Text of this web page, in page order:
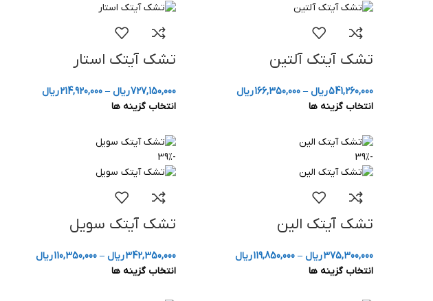
تشک آیتک آلتین
541,260,000ریال –
166,350,000ریال
انتخاب گزینه ها
تشک آیتک استار
727,150,000ریال –
214,920,000ریال
انتخاب گزینه ها
-39%
تشک آیتک الین
375,300,000ریال –
119,850,000ریال
انتخاب گزینه ها
-39%
تشک آیتک سویل
342,350,000ریال –
110,350,000ریال
انتخاب گزینه ها